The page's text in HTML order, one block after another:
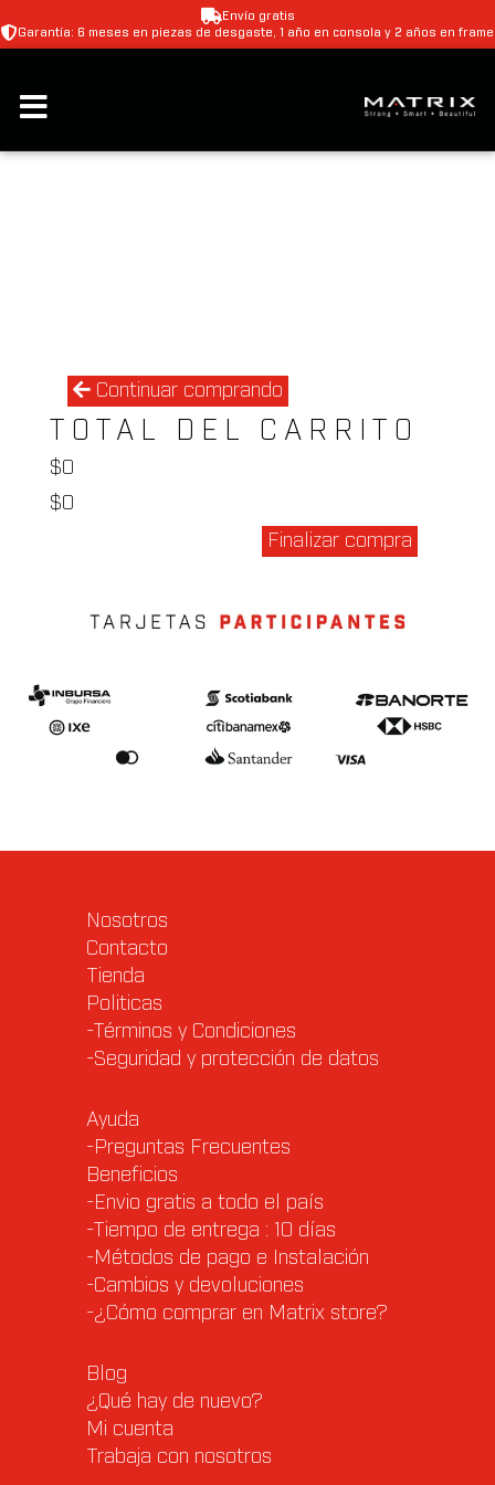
Envío gratis
Garantía: 6 meses en piezas de desgaste, 1 año en consola y 2 años en frame
Continuar comprando
TOTAL DEL CARRITO
$0
$0
Finalizar compra
Nosotros
Contacto
Tienda
Politicas
-Términos y Condiciones
-Seguridad y protección de datos
Ayuda
-Preguntas Frecuentes
Beneficios
-Envio gratis a todo el país
-Tiempo de entrega : 10 días
-Métodos de pago e Instalación
-Cambios y devoluciones
-¿Cómo comprar en Matrix store?
Blog
¿Qué hay de nuevo?
Mi cuenta
Trabaja con nosotros